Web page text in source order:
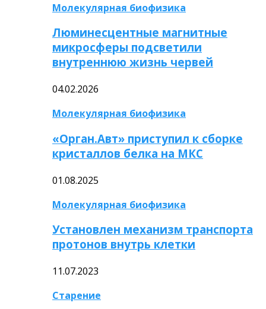
Молекулярная биофизика
Люминесцентные магнитные
микросферы подсветили
внутреннюю жизнь червей
04.02.2026
Молекулярная биофизика
«Орган.Авт» приступил к сборке
кристаллов белка на МКС
01.08.2025
Молекулярная биофизика
Установлен механизм транспорта
протонов внутрь клетки
11.07.2023
Старение